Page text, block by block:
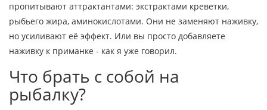
пропитывают аттрактантами: экстрактами креветки,
рыбьего жира, аминокислотами. Они не заменяют наживку,
но усиливают её эффект. Или вы просто добавляете
наживку к приманке - как я уже говорил.
Что брать с собой на
рыбалку?